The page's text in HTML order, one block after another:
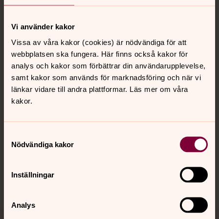
Vi använder kakor
Vissa av våra kakor (cookies) är nödvändiga för att
webbplatsen ska fungera. Här finns också kakor för
analys och kakor som förbättrar din användarupplevelse,
samt kakor som används för marknadsföring och när vi
länkar vidare till andra plattformar. Läs mer om våra
kakor.
Nödvändiga kakor
Inställningar
Analys
Kontakt
Kalender
Hitta snabbt